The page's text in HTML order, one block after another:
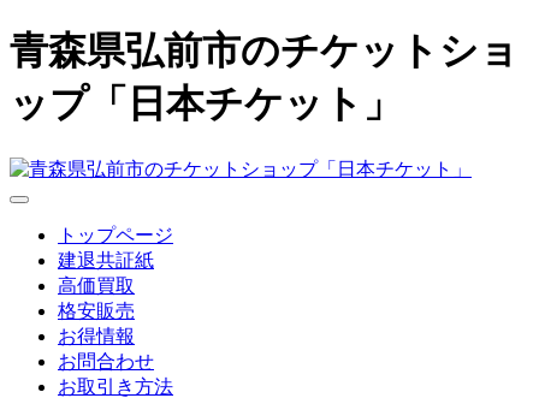
青森県弘前市のチケットショ
ップ「日本チケット」
トップページ
建退共証紙
高価買取
格安販売
お得情報
お問合わせ
お取引き方法